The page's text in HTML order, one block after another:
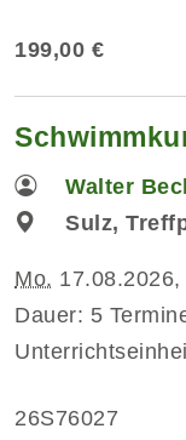
199,00 €
Walter
Sulz,
Mo.
Dauer: 5
26S76027